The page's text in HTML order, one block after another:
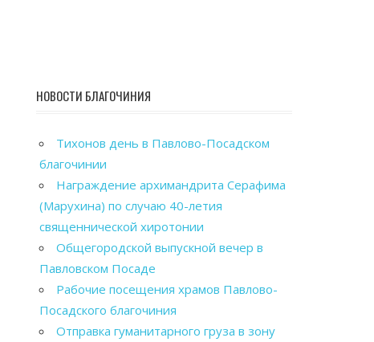
НОВОСТИ БЛАГОЧИНИЯ
Тихонов день в Павлово-Посадском
благочинии
Награждение архимандрита Серафима
(Марухина) по случаю 40-летия
священнической хиротонии
Общегородской выпускной вечер в
Павловском Посаде
Рабочие посещения храмов Павлово-
Посадского благочиния
Отправка гуманитарного груза в зону